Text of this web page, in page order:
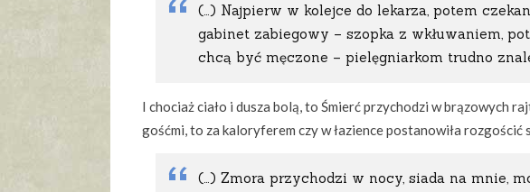
(…) Najpierw w kolejce do lekarza, potem
gabinet zabiegowy – szopka z wkłuwaniem,
chcą być męczone – pielęgniarkom trudno
I chociaż ciało i dusza bolą, to Śmierć przychodzi w brązowych
gośćmi, to za kaloryferem czy w łazience postanowiła rozgościć
(…) Zmora przychodzi w nocy, siada na mnie,